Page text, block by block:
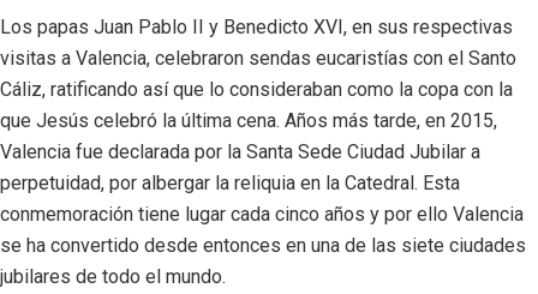
Los papas Juan Pablo II y Benedicto XVI, en sus respectivas
visitas a Valencia, celebraron sendas eucaristías con el Santo
Cáliz, ratificando así que lo consideraban como la copa con la
que Jesús celebró la última cena. Años más tarde, en 2015,
Valencia fue declarada por la Santa Sede Ciudad Jubilar a
perpetuidad, por albergar la reliquia en la Catedral. Esta
conmemoración tiene lugar cada cinco años y por ello Valencia
se ha convertido desde entonces en una de las siete ciudades
jubilares de todo el mundo.